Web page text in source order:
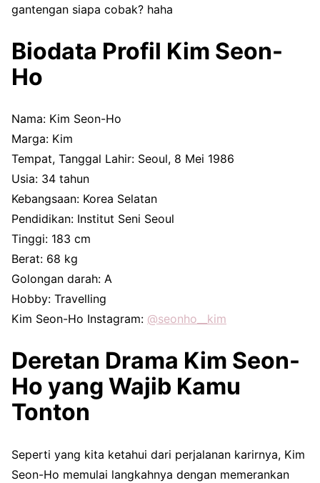
gantengan siapa cobak? haha
Biodata Profil Kim Seon-
Ho
Nama: Kim Seon-Ho
Marga: Kim
Tempat, Tanggal Lahir: Seoul, 8 Mei 1986
Usia: 34 tahun
Kebangsaan: Korea Selatan
Pendidikan: Institut Seni Seoul
Tinggi: 183 cm
Berat: 68 kg
Golongan darah: A
Hobby: Travelling
Kim Seon-Ho Instagram: @seonho__kim
Deretan Drama Kim Seon-
Ho yang Wajib Kamu
Tonton
Seperti yang kita ketahui dari perjalanan karirnya, Kim
Seon-Ho memulai langkahnya dengan memerankan